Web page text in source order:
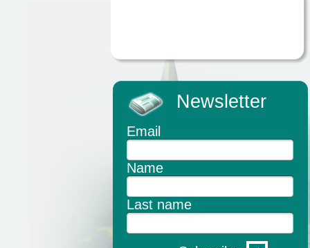
Newsletter
Email
Name
Last name